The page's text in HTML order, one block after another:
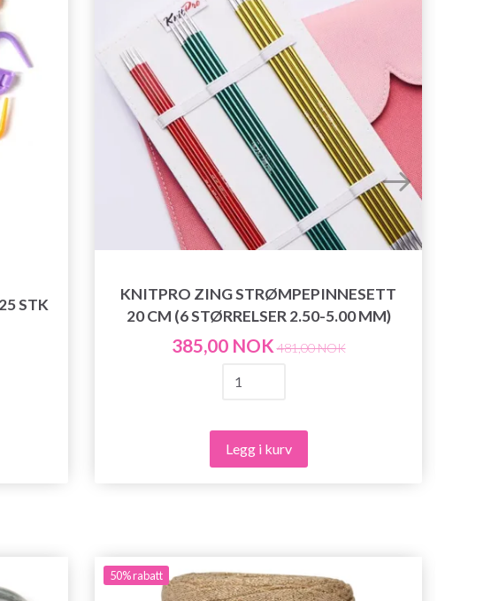
STK
KNITPRO ZING STRØMPEPINNESETT
20 CM (6 STØRRELSER 2.50-5.00 MM)
385,00 NOK 481,00 NOK
Legg i kurv
50%rabatt